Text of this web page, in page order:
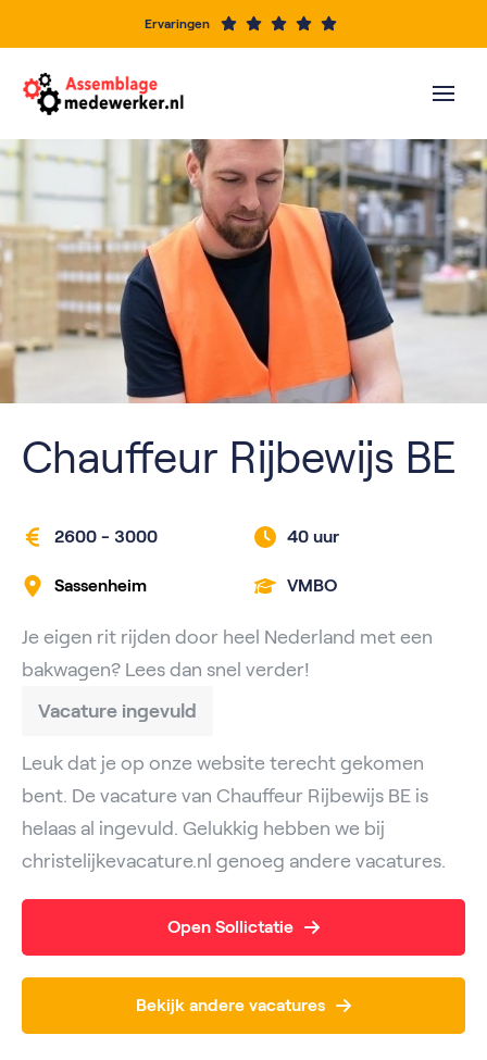
Ervaringen
Chauffeur Rijbewijs BE
2600 - 3000 40 uur
Sassenheim VMBO
Je eigen rit rijden door heel Nederland met een
bakwagen? Lees dan snel verder!
Vacature ingevuld
Leuk dat je op onze website terecht gekomen
bent. De vacature van Chauffeur Rijbewijs BE is
helaas al ingevuld. Gelukkig hebben we bij
christelijkevacature.nl genoeg andere vacatures.
Open Sollictatie
Bekijk andere vacatures